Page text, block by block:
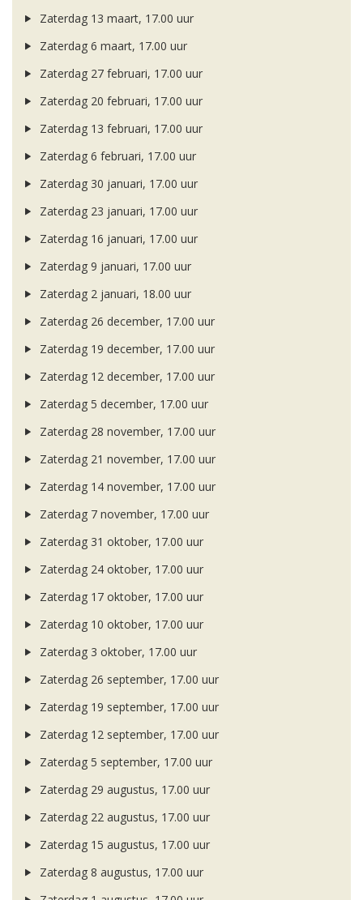
Zaterdag 13 maart, 17.00 uur
Zaterdag 6 maart, 17.00 uur
Zaterdag 27 februari, 17.00 uur
Zaterdag 20 februari, 17.00 uur
Zaterdag 13 februari, 17.00 uur
Zaterdag 6 februari, 17.00 uur
Zaterdag 30 januari, 17.00 uur
Zaterdag 23 januari, 17.00 uur
Zaterdag 16 januari, 17.00 uur
Zaterdag 9 januari, 17.00 uur
Zaterdag 2 januari, 18.00 uur
Zaterdag 26 december, 17.00 uur
Zaterdag 19 december, 17.00 uur
Zaterdag 12 december, 17.00 uur
Zaterdag 5 december, 17.00 uur
Zaterdag 28 november, 17.00 uur
Zaterdag 21 november, 17.00 uur
Zaterdag 14 november, 17.00 uur
Zaterdag 7 november, 17.00 uur
Zaterdag 31 oktober, 17.00 uur
Zaterdag 24 oktober, 17.00 uur
Zaterdag 17 oktober, 17.00 uur
Zaterdag 10 oktober, 17.00 uur
Zaterdag 3 oktober, 17.00 uur
Zaterdag 26 september, 17.00 uur
Zaterdag 19 september, 17.00 uur
Zaterdag 12 september, 17.00 uur
Zaterdag 5 september, 17.00 uur
Zaterdag 29 augustus, 17.00 uur
Zaterdag 22 augustus, 17.00 uur
Zaterdag 15 augustus, 17.00 uur
Zaterdag 8 augustus, 17.00 uur